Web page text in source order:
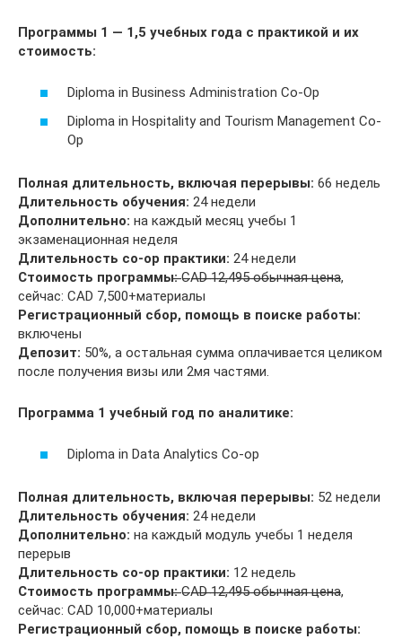
Программы 1 — 1,5 учебных года с практикой и их
стоимость:
Diploma in Business Administration Co-Op
Diploma in Hospitality and Tourism Management Co-
Op
Полная длительность, включая перерывы: 66 недель
Длительность обучения: 24 недели
Дополнительно: на каждый месяц учебы 1
экзаменационная неделя
Длительность co-op практики: 24 недели
Стоимость программы:̶C̶A̶D̶ ̶1̶2̶,̶4̶9̶5̶ ̶о̶б̶ы̶ч̶н̶а̶я̶ ̶ц̶е̶н̶а̶,
сейчас: CAD 7,500+материалы
Регистрационный сбор, помощь в поиске работы:
включены
Депозит: 50%, а остальная сумма оплачивается целиком
после получения визы или 2мя частями.
Программа 1 учебный год по аналитике:
Diploma in Data Analytics Co-op
Полная длительность, включая перерывы: 52 недели
Длительность обучения: 24 недели
Дополнительно: на каждый модуль учебы 1 неделя
перерыв
Длительность co-op практики: 12 недель
Стоимость программы:̶C̶A̶D̶ ̶1̶2̶,̶4̶9̶5̶ ̶о̶б̶ы̶ч̶н̶а̶я̶ ̶ц̶е̶н̶а̶,
сейчас: CAD 10,000+материалы
Регистрационный сбор, помощь в поиске работы: